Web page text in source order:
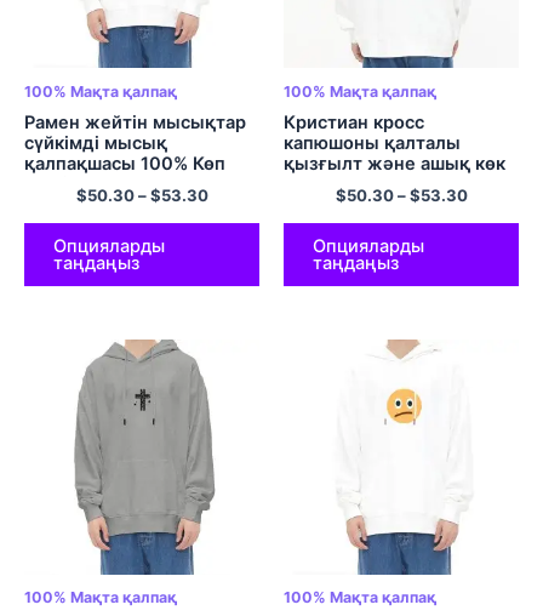
100% Мақта қалпақ
Рамен жейтін мысықтар
сүйкімді мысық
қалпақшасы 100% Көп
түсті мақта-мата капюди
$50.30–$53.30
Опцияларды
таңдаңыз
100% Мақта қалпақ
Кристиан кросс
капюшоны қалталы
қызғылт және ашық көк
градиент қалпақшасы
Үлкен габаритті
капюшоны Толтырылған
мақта-мата Ыңғайлы
және жұмсақ капюди көп
түсті
$50.30–$53.30
Опцияларды
таңдаңыз
100% Мақта қалпақ 100% Мақта қалпақ